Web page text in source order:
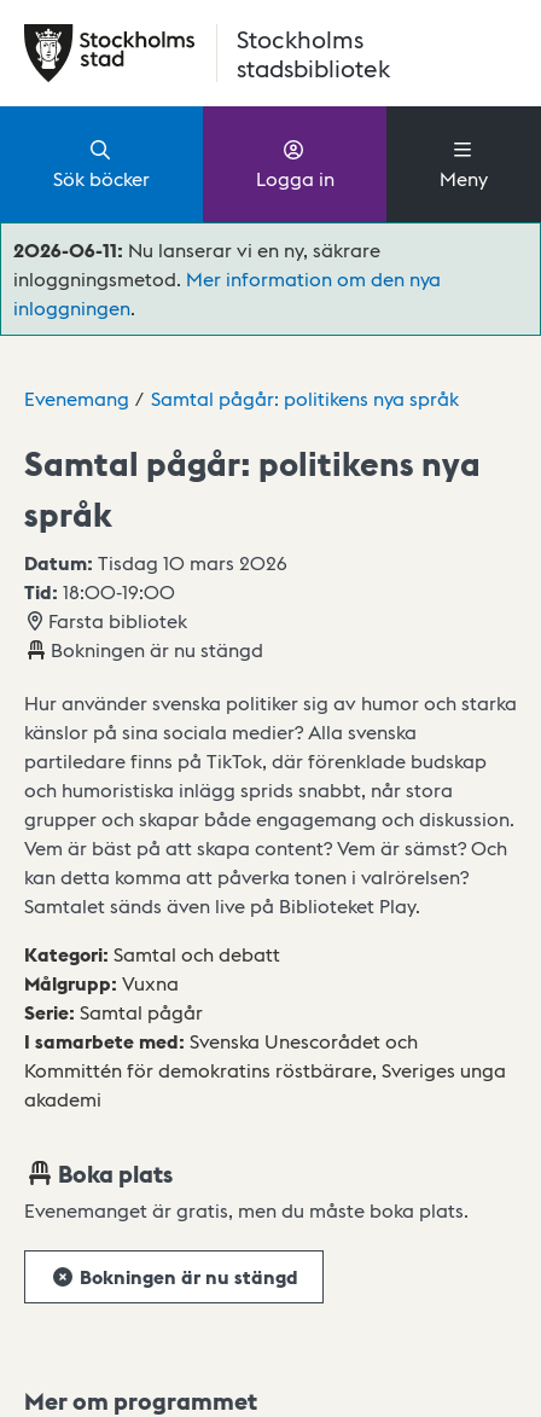
Stockholms
stadsbibliotek
Sök böcker Logga in Meny
2026-06-11: Nu lanserar vi en ny, säkrare
inloggningsmetod. Mer information om den nya
inloggningen.
Evenemang Samtal pågår: politikens nya språk
Samtal pågår: politikens nya
språk
Datum: Tisdag 10 mars 2026
Tid: 18:00-19:00
Farsta bibliotek
Bokningen är nu stängd
Hur använder svenska politiker sig av humor och starka
känslor på sina sociala medier? Alla svenska
partiledare finns på TikTok, där förenklade budskap
och humoristiska inlägg sprids snabbt, når stora
grupper och skapar både engagemang och diskussion.
Vem är bäst på att skapa content? Vem är sämst? Och
kan detta komma att påverka tonen i valrörelsen?
Samtalet sänds även live på Biblioteket Play.
Kategori: Samtal och debatt
Målgrupp: Vuxna
Serie: Samtal pågår
I samarbete med: Svenska Unescorådet och
Kommittén för demokratins röstbärare, Sveriges unga
akademi
Boka plats
Evenemanget är gratis, men du måste boka plats.
Bokningen är nu stängd
Mer om programmet